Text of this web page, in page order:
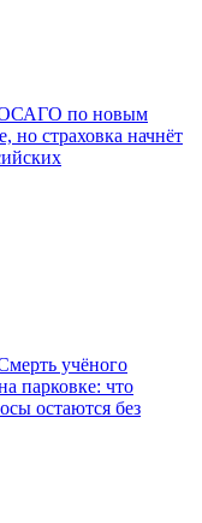
по новым
но страховка начнёт
учёного
парковке: что
остаются без